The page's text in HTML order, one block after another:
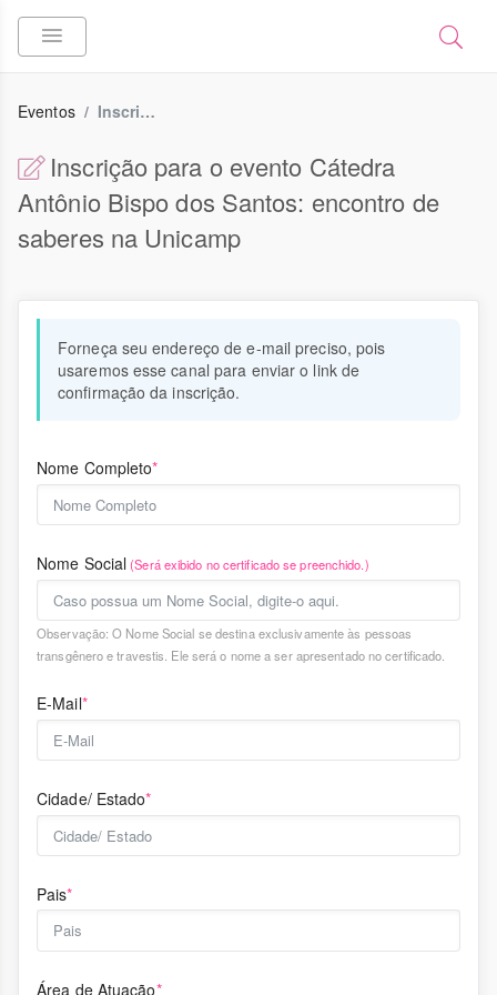
Eventos Inscrição
Inscrição para o evento Cátedra
Antônio Bispo dos Santos: encontro de
saberes na Unicamp
Forneça seu endereço de e-mail preciso, pois
usaremos esse canal para enviar o link de
confirmação da inscrição.
Nome Completo*
Nome Social(Será exibido no certificado se preenchido.)
Observação: O Nome Social se destina exclusivamente às pessoas
transgênero e travestis. Ele será o nome a ser apresentado no certificado.
E-Mail*
Cidade/ Estado*
Pais*
Área de Atuação*